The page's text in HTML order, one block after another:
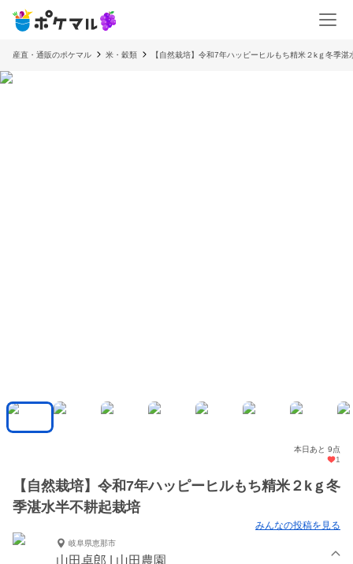
産直・通販のポケマル 米・穀類 【自然栽培】令和7年ハッピーヒルもち精米２kｇ冬季湛
本日あと 9点
1
【自然栽培】令和7年ハッピーヒルもち精米２kｇ冬
季湛水半不耕起栽培
みんなの投稿を見る
岐阜県恵那市
山田卓郎 | 山田農園